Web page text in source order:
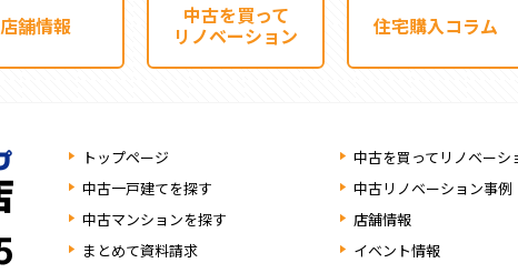
店舗情報 中古を買って
リノベーション 住宅購入コラム
トップページ
中古一戸建てを探す
中古マンションを探す
まとめて資料請求
中古を買ってリノベーシ
中古リノベーション事例
店舗情報
イベント情報